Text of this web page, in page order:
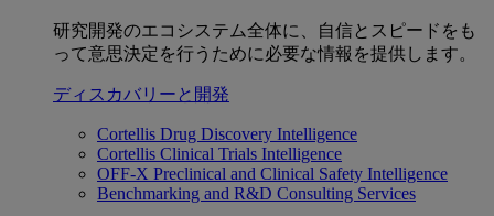
研究開発のエコシステム全体に、自信とスピードをも
って意思決定を行うために必要な情報を提供します。
ディスカバリーと開発
Cortellis Drug Discovery Intelligence
Cortellis Clinical Trials Intelligence
OFF-X Preclinical and Clinical Safety Intelligence
Benchmarking and R&D Consulting Services